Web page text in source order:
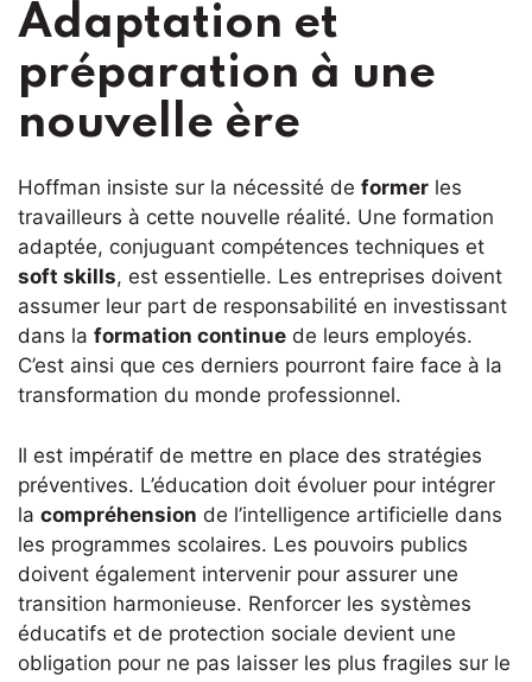
Adaptation et
préparation à une
nouvelle ère
Hoffman insiste sur la nécessité de former les
travailleurs à cette nouvelle réalité. Une formation
adaptée, conjuguant compétences techniques et
soft skills, est essentielle. Les entreprises doivent
assumer leur part de responsabilité en investissant
dans la formation continue de leurs employés.
C’est ainsi que ces derniers pourront faire face à la
transformation du monde professionnel.
Il est impératif de mettre en place des stratégies
préventives. L’éducation doit évoluer pour intégrer
la compréhension de l’intelligence artificielle dans
les programmes scolaires. Les pouvoirs publics
doivent également intervenir pour assurer une
transition harmonieuse. Renforcer les systèmes
éducatifs et de protection sociale devient une
obligation pour ne pas laisser les plus fragiles sur le